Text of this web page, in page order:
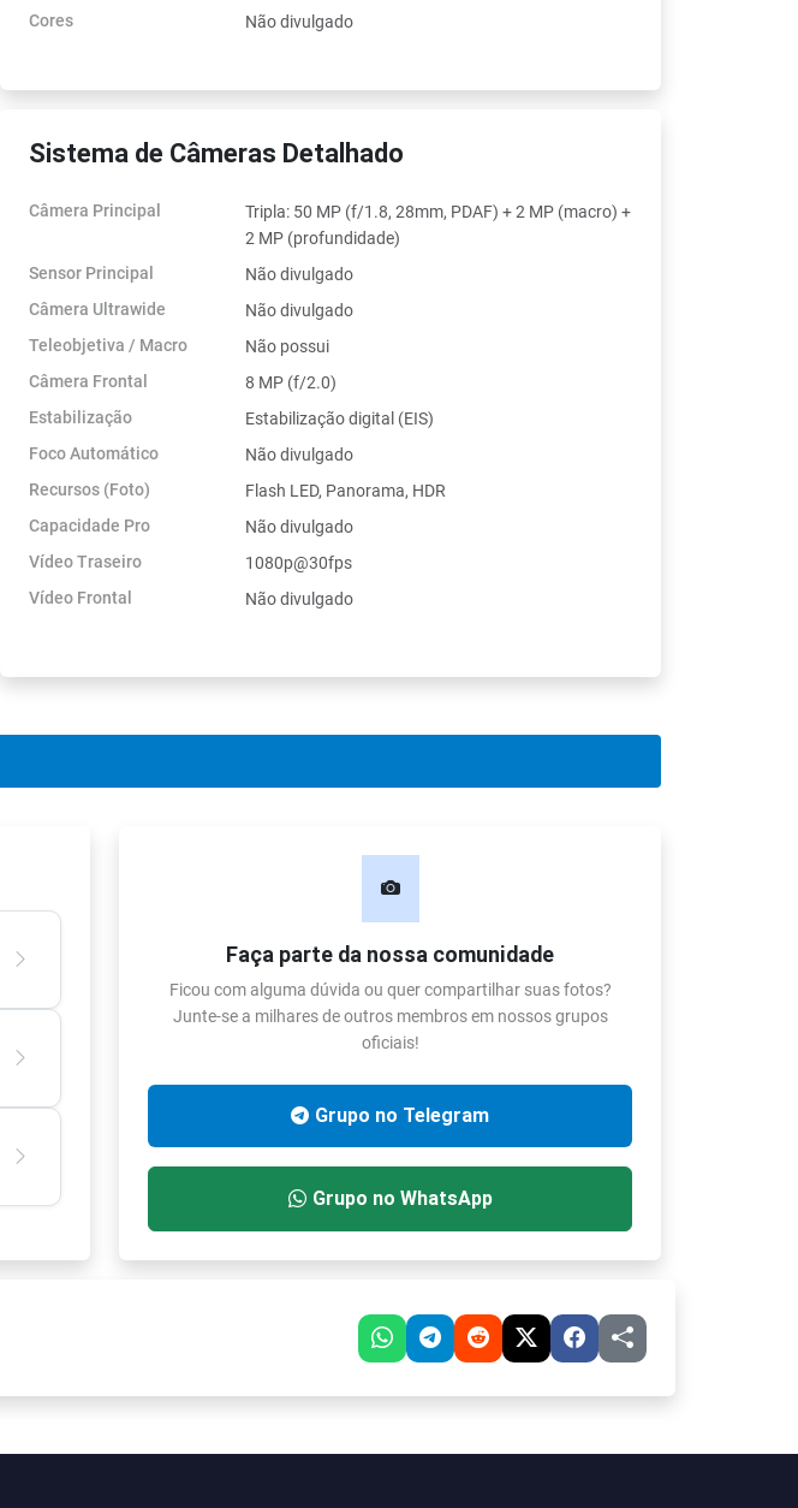
Cores
Não divulgado
Sistema de Câmeras Detalhado
Câmera Principal
Tripla: 50 MP (f/1.8, 28mm, PDAF) + 2 MP (macro) +
2 MP (profundidade)
Sensor Principal
Não divulgado
Câmera Ultrawide
Não divulgado
Teleobjetiva / Macro
Não possui
Câmera Frontal
8 MP (f/2.0)
Estabilização
Estabilização digital (EIS)
Foco Automático
Não divulgado
Recursos (Foto)
Flash LED, Panorama, HDR
Capacidade Pro
Não divulgado
Vídeo Traseiro
1080p@30fps
Vídeo Frontal
Não divulgado
Faça parte da nossa comunidade
Ficou com alguma dúvida ou quer compartilhar suas fotos?
Junte-se a milhares de outros membros em nossos grupos
oficiais!
Grupo no Telegram
Grupo no WhatsApp